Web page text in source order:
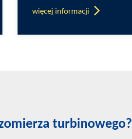
więcej informacji
turbinowego?